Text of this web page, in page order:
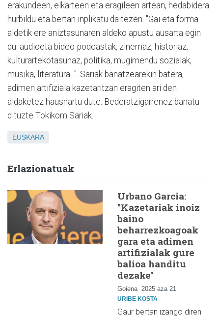
erakundeen, elkarteen eta eragileen artean, hedabidera
hurbildu eta bertan inplikatu daitezen. "Gai eta forma
aldetik ere aniztasunaren aldeko apustu ausarta egin
du: audioeta bideo-podcastak, zinemaz, historiaz,
kulturartekotasunaz, politika, mugimendu sozialak,
musika, literatura...". Sariak banatzearekin batera,
adimen artifiziala kazetaritzan eragiten ari den
aldaketez hausnartu dute. Bederatzigarrenez banatu
dituzte Tokikom Sariak.
EUSKARA
Erlazionatuak
Urbano Garcia:
"Kazetariak inoiz
baino
beharrezkoagoak
gara eta adimen
artifizialak gure
balioa handitu
dezake"
Goiena 2025 aza 21
URIBE KOSTA
Gaur bertan izango diren